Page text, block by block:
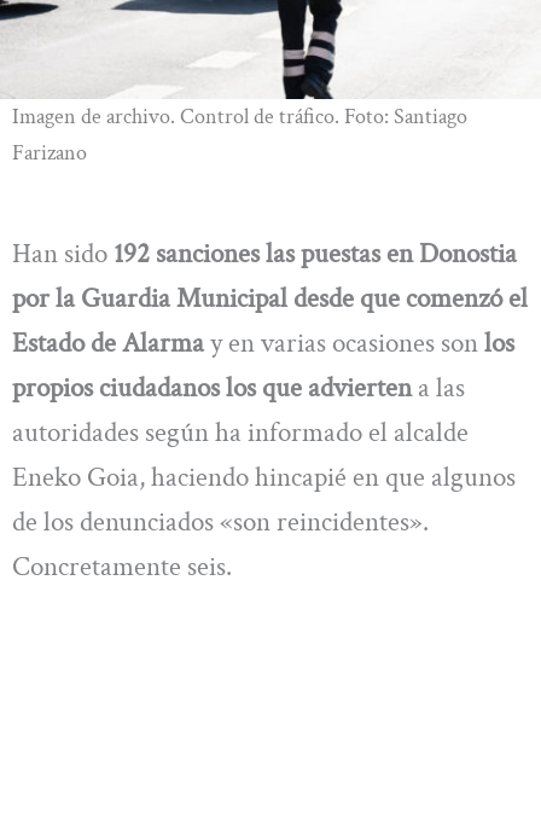
Imagen de archivo. Control de tráfico. Foto: Santiago
Farizano
Han sido 192 sanciones las puestas en Donostia
por la Guardia Municipal desde que comenzó el
Estado de Alarmay en varias ocasiones sonlos
propios ciudadanos los que adviertena las
autoridades según ha informado el alcalde
Eneko Goia, haciendo hincapié en que algunos
de los denunciados «son reincidentes».
Concretamente seis.